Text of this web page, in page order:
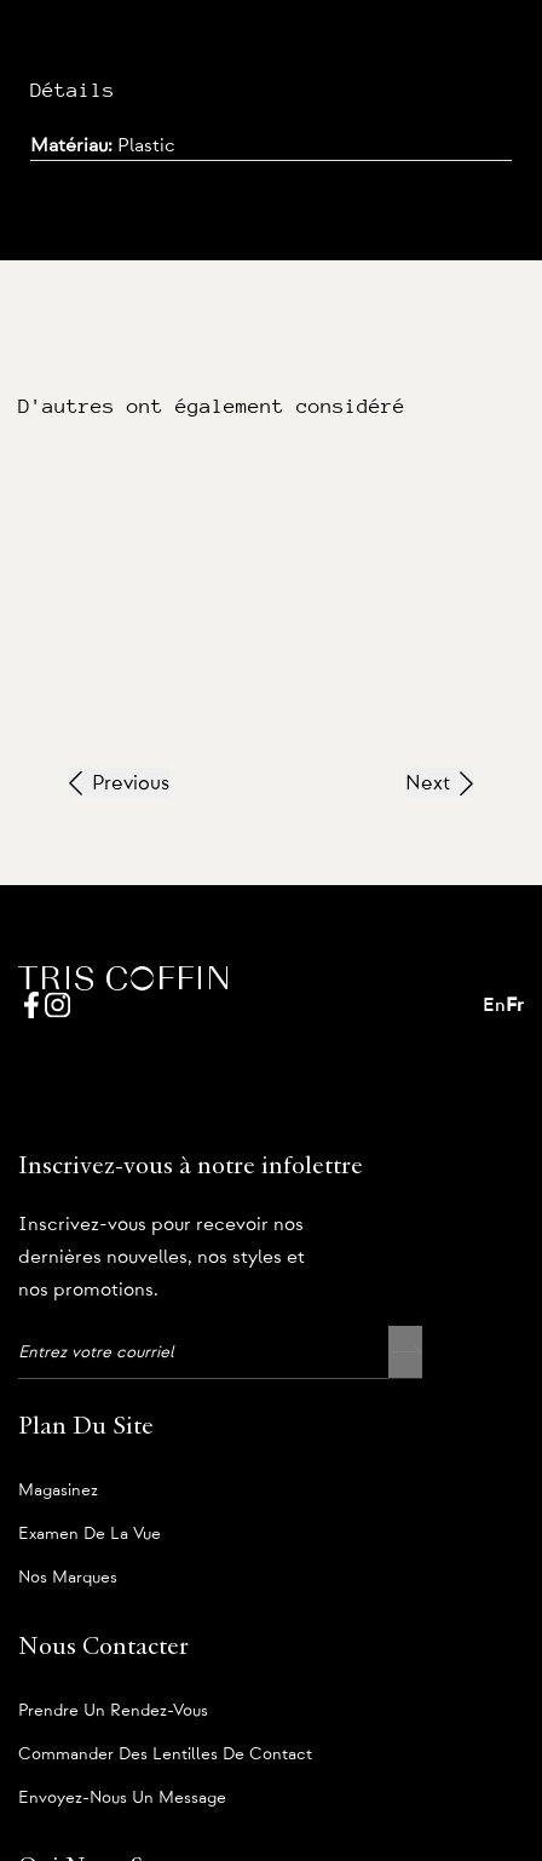
Détails
Matériau: Plastic
D'autres ont également considéré
Previous Next
En Fr
Inscrivez-vous à notre infolettre
Inscrivez-vous pour recevoir nos
dernières nouvelles, nos styles et
nos promotions.
Plan Du Site
Magasinez
Examen De La Vue
Nos Marques
Nous Contacter
Prendre Un Rendez-Vous
Commander Des Lentilles De Contact
Envoyez-Nous Un Message